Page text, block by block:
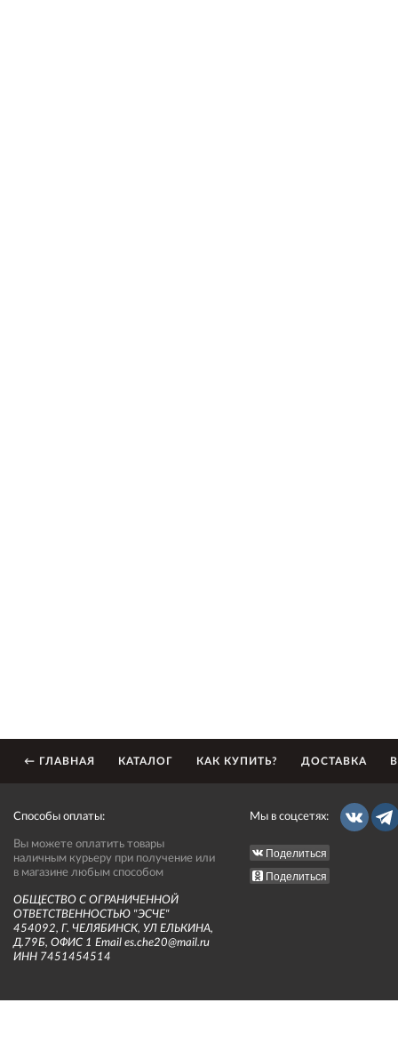
← ГЛАВНАЯ КАТАЛОГ КАК КУПИТЬ? ДОСТАВКА
Способы оплаты:
Вы можете оплатить товары
наличным курьеру при получение или
в магазине любым способом
ОБЩЕСТВО С ОГРАНИЧЕННОЙ
ОТВЕТСТВЕННОСТЬЮ "ЭСЧЕ"
454092, Г. ЧЕЛЯБИНСК, УЛ ЕЛЬКИНА,
Д.79Б, ОФИС 1 Email es.che20@mail.ru
ИНН 7451454514
Мы в соцсетях:
Поделиться
Поделиться